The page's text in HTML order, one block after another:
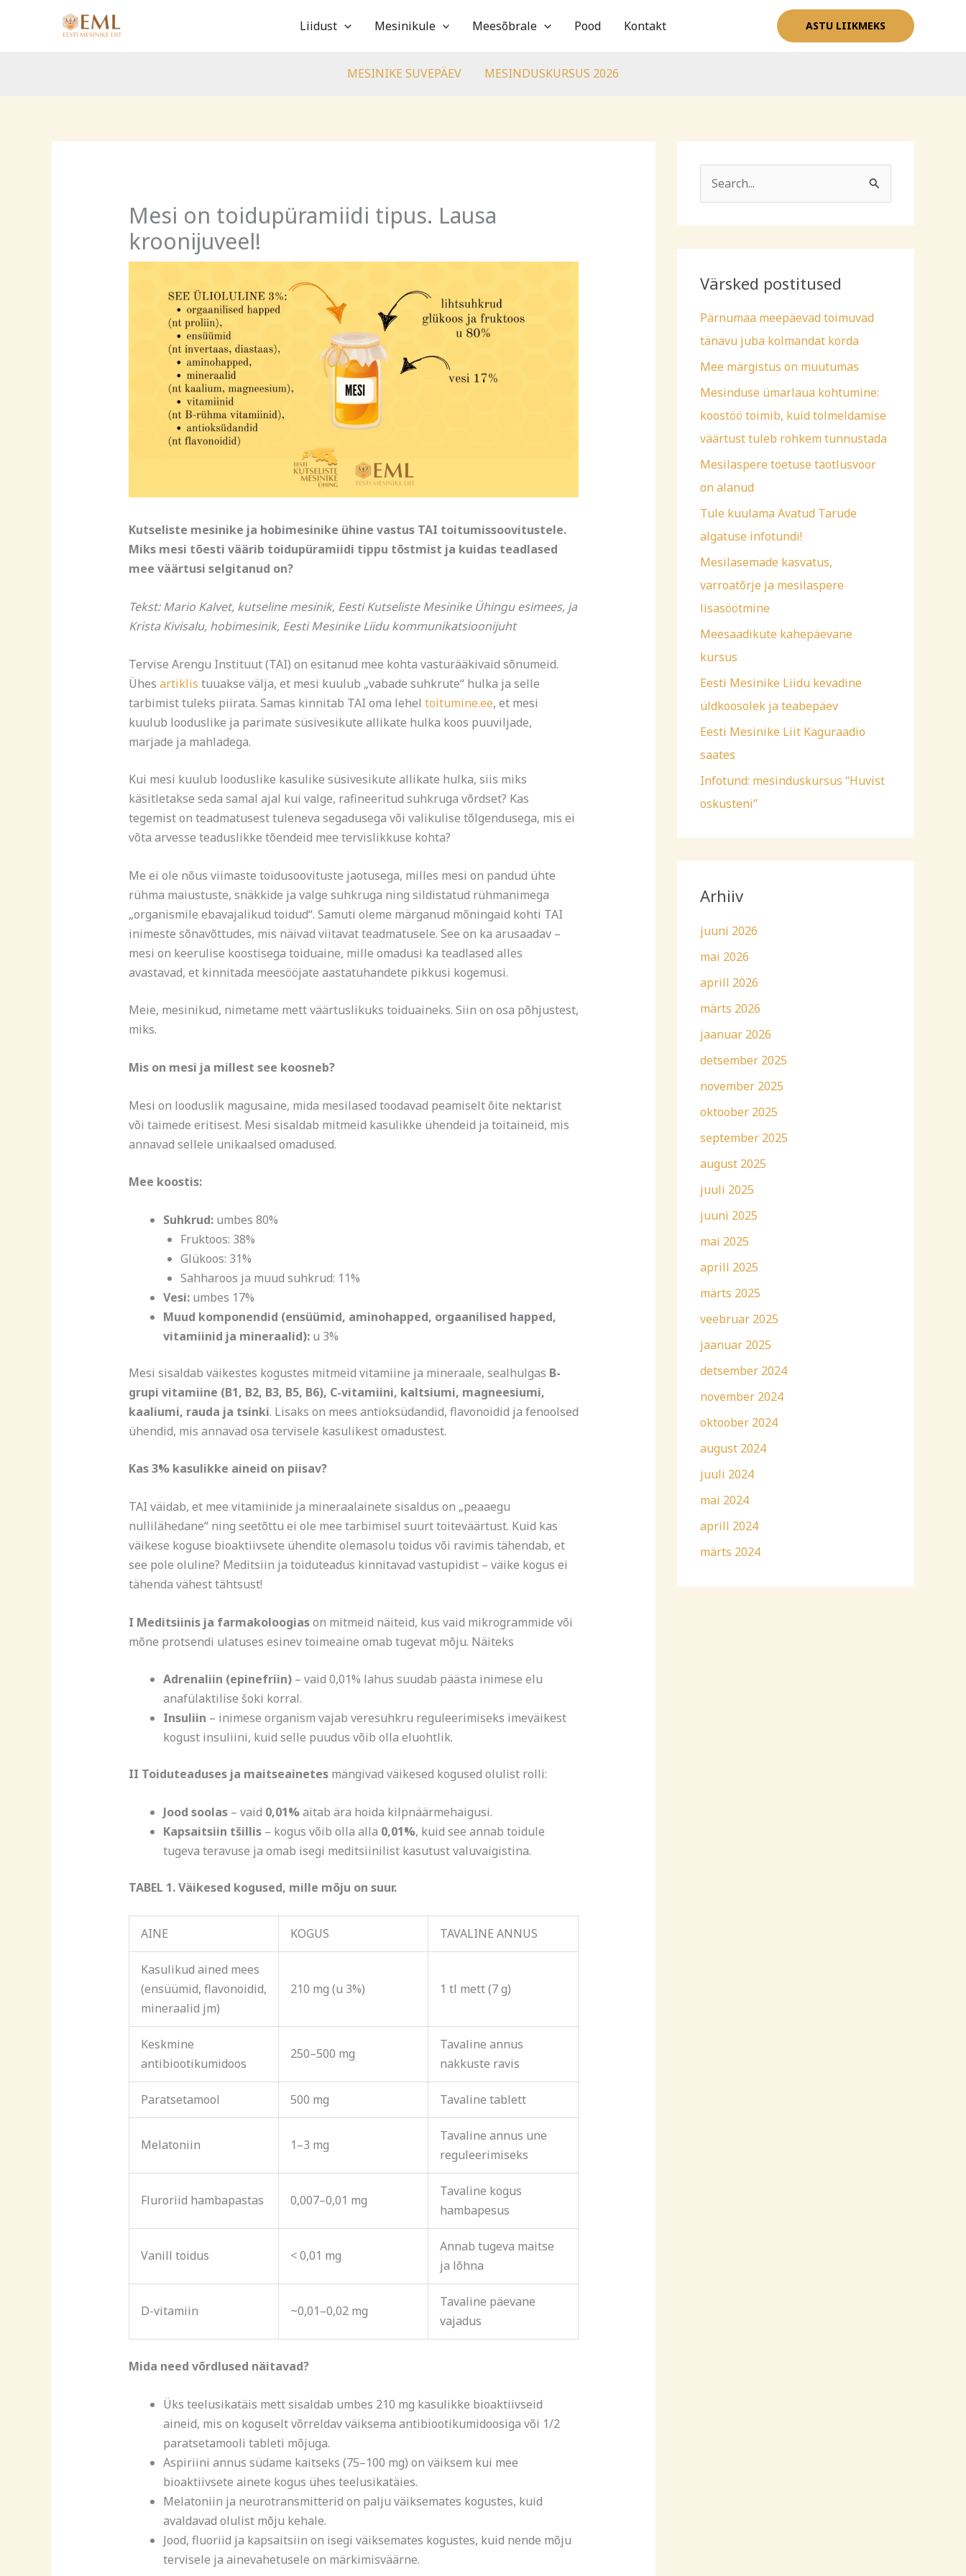
Liidust Mesinikule Meesõbrale Pood Kontakt ASTU LIIKMEKS
MESINIKE SUVEPÄEV MESINDUSKURSUS 2026
Mesi on toidupüramiidi tipus. Lausa
kroonijuveel!
Kutseliste mesinike ja hobimesinike ühine vastus TAI toitumissoovitustele.
Miks mesi tõesti väärib toidupüramiidi tippu tõstmist ja kuidas teadlased
mee väärtusi selgitanud on?
Tekst: Mario Kalvet, kutseline mesinik, Eesti Kutseliste Mesinike Ühingu esimees, ja
Krista Kivisalu, hobimesinik, Eesti Mesinike Liidu kommunikatsioonijuht
Tervise Arengu Instituut (TAI) on esitanud mee kohta vasturääkivaid sõnumeid.
Ühes artiklis tuuakse välja, et mesi kuulub „vabade suhkrute“ hulka ja selle
tarbimist tuleks piirata. Samas kinnitab TAI oma lehel toitumine.ee, et mesi
kuulub looduslike ja parimate süsivesikute allikate hulka koos puuviljade,
marjade ja mahladega.
Kui mesi kuulub looduslike kasulike süsivesikute allikate hulka, siis miks
käsitletakse seda samal ajal kui valge, rafineeritud suhkruga võrdset? Kas
tegemist on teadmatusest tuleneva segadusega või valikulise tõlgendusega, mis ei
võta arvesse teaduslikke tõendeid mee tervislikkuse kohta?
Me ei ole nõus viimaste toidusoovituste jaotusega, milles mesi on pandud ühte
rühma maiustuste, snäkkide ja valge suhkruga ning sildistatud rühmanimega
„organismile ebavajalikud toidud“. Samuti oleme märganud mõningaid kohti TAI
inimeste sõnavõttudes, mis näivad viitavat teadmatusele. See on ka arusaadav –
mesi on keerulise koostisega toiduaine, mille omadusi ka teadlased alles
avastavad, et kinnitada meesööjate aastatuhandete pikkusi kogemusi.
Meie, mesinikud, nimetame mett väärtuslikuks toiduaineks. Siin on osa põhjustest,
miks.
Mis on mesi ja millest see koosneb?
Mesi on looduslik magusaine, mida mesilased toodavad peamiselt õite nektarist
või taimede eritisest. Mesi sisaldab mitmeid kasulikke ühendeid ja toitaineid, mis
annavad sellele unikaalsed omadused.
Mee koostis:
Suhkrud:umbes 80%
Fruktoos: 38%
Glükoos: 31%
Sahharoos ja muud suhkrud: 11%
Vesi:umbes 17%
Muud komponendid (ensüümid, aminohapped, orgaanilised happed,
vitamiinid ja mineraalid):u 3%
Mesi sisaldab väikestes kogustes mitmeid vitamiine ja mineraale, sealhulgas B-
grupi vitamiine (B1, B2, B3, B5, B6), C-vitamiini, kaltsiumi, magneesiumi,
kaaliumi, rauda ja tsinki. Lisaks on mees antioksüdandid, flavonoidid ja fenoolsed
ühendid, mis annavad osa tervisele kasulikest omadustest.
Kas 3% kasulikke aineid on piisav?
TAI väidab, et mee vitamiinide ja mineraalainete sisaldus on „peaaegu
nullilähedane“ ning seetõttu ei ole mee tarbimisel suurt toiteväärtust. Kuid kas
väikese koguse bioaktiivsete ühendite olemasolu toidus või ravimis tähendab, et
see pole oluline? Meditsiin ja toiduteadus kinnitavad vastupidist – väike kogus ei
tähenda vähest tähtsust!
I Meditsiinis ja farmakoloogiason mitmeid näiteid, kus vaid mikrogrammide või
mõne protsendi ulatuses esinev toimeaine omab tugevat mõju. Näiteks
Adrenaliin (epinefriin)– vaid 0,01% lahus suudab päästa inimese elu
anafülaktilise šoki korral.
Insuliin – inimese organism vajab veresuhkru reguleerimiseks imeväikest
kogust insuliini, kuid selle puudus võib olla eluohtlik.
II Toiduteaduses ja maitseainetesmängivad väikesed kogused olulist rolli:
Jood soolas– vaid 0,01%aitab ära hoida kilpnäärmehaigusi.
Kapsaitsiin tšillis– kogus võib olla alla 0,01%, kuid see annab toidule
tugeva teravuse ja omab isegi meditsiinilist kasutust valuvaigistina.
TABEL 1. Väikesed kogused, mille mõju on suur.
AINE KOGUS TAVALINE ANNUS
Kasulikud ained mees
(ensüümid, flavonoidid,
mineraalid jm)
210 mg (u 3%) 1 tl mett (7 g)
Keskmine
antibiootikumidoos
250–500 mg
Tavaline annus
nakkuste ravis
Paratsetamool 500 mg Tavaline tablett
Melatoniin 1–3 mg
Tavaline annus une
reguleerimiseks
Fluroriid hambapastas 0,007–0,01 mg
Tavaline kogus
hambapesus
Vanill toidus < 0,01 mg
Annab tugeva maitse
ja lõhna
D-vitamiin ~0,01–0,02 mg
Tavaline päevane
vajadus
Mida need võrdlused näitavad?
Üks teelusikatäis mett sisaldab umbes 210 mg kasulikke bioaktiivseid
aineid, mis on koguselt võrreldav väiksema antibiootikumidoosiga või 1/2
paratsetamooli tableti mõjuga.
Aspiriini annus südame kaitseks (75–100 mg) on väiksem kui mee
bioaktiivsete ainete kogus ühes teelusikatäies.
Melatoniin ja neurotransmitterid on palju väiksemates kogustes, kuid
avaldavad olulist mõju kehale.
Jood, fluoriid ja kapsaitsiin on isegi väiksemates kogustes, kuid nende mõju
tervisele ja ainevahetusele on märkimisväärne.
c
f
o
r
:
Värsked postitused
Pärnumaa meepäevad toimuvad
tänavu juba kolmandat korda
Mee märgistus on muutumas
Mesinduse ümarlaua kohtumine:
koostöö toimib, kuid tolmeldamise
väärtust tuleb rohkem tunnustada
Mesilaspere toetuse taotlusvoor
on alanud
Tule kuulama Avatud Tarude
algatuse infotundi!
Mesilasemade kasvatus,
varroatõrje ja mesilaspere
lisasöötmine
Meesaadikute kahepäevane
kursus
Eesti Mesinike Liidu kevadine
üldkoosolek ja teabepäev
Eesti Mesinike Liit Kaguraadio
saates
Infotund: mesinduskursus “Huvist
oskusteni”
Arhiiv
juuni 2026
mai 2026
aprill 2026
märts 2026
jaanuar 2026
detsember 2025
november 2025
oktoober 2025
september 2025
august 2025
juuli 2025
juuni 2025
mai 2025
aprill 2025
märts 2025
veebruar 2025
jaanuar 2025
detsember 2024
november 2024
oktoober 2024
august 2024
juuli 2024
mai 2024
aprill 2024
märts 2024